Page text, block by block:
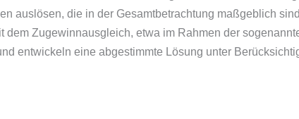
auslösen, die in der Gesamtbetrachtung maßgeblich
Zugewinnausgleich, etwa im Rahmen der
entwickeln eine abgestimmte Lösung unter